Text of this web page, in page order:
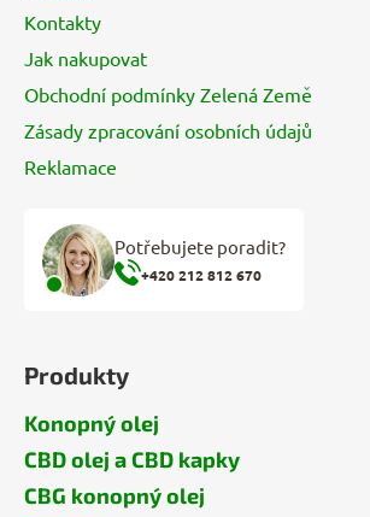
Kontakty
Jak nakupovat
Obchodní podmínky Zelená Země
Zásady zpracování osobních údajů
Reklamace
Potřebujete poradit?
+420 212 812 670
Produkty
Konopný olej
CBD olej a CBD kapky
CBG konopný olej